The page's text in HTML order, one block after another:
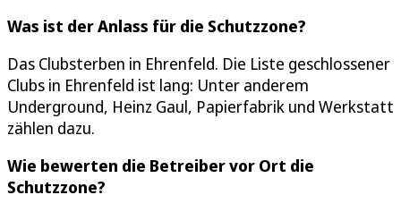
Was ist der Anlass für die Schutzzone?
Das Clubsterben in Ehrenfeld. Die Liste geschlossener
Clubs in Ehrenfeld ist lang: Unter anderem
Underground, Heinz Gaul, Papierfabrik und Werkstatt
zählen dazu.
Wie bewerten die Betreiber vor Ort die
Schutzzone?